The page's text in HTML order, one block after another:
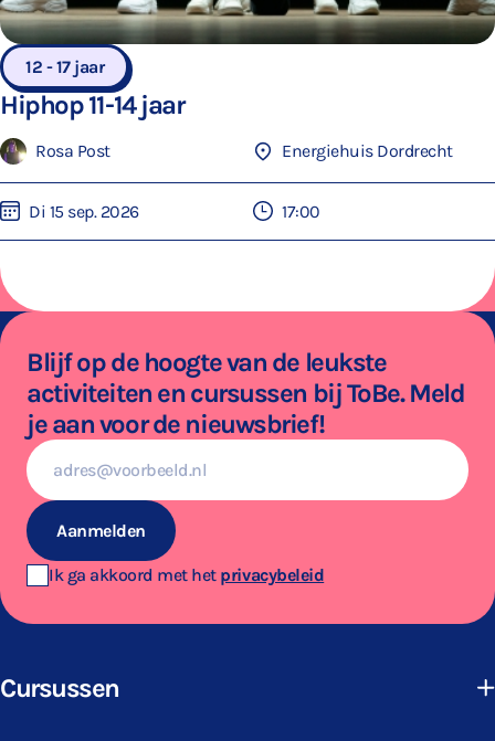
12 - 17 jaar
Hiphop 11-14 jaar
Rosa Post Energiehuis Dordrecht
Di 15 sep. 2026 17:00
Blijf op de hoogte van de leukste
activiteiten en cursussen bij ToBe. Meld
je aan voor de nieuwsbrief!
E-
mailadres
Aanmelden
Ik ga akkoord met het privacybeleid
Cursussen